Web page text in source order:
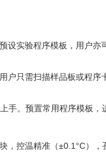
设实验程序模板，用户
只需扫描样品板或程序
。预置常用程序模板，
控温精准（±0.1°C），